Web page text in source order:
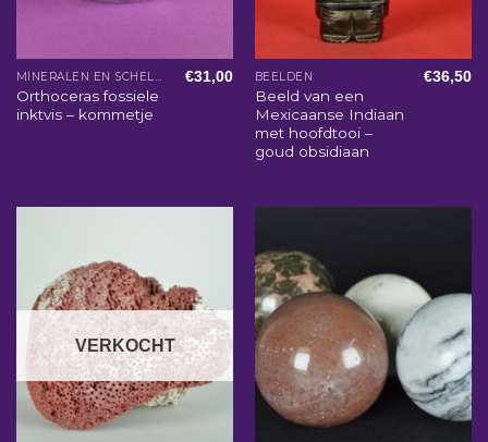
MINERALEN EN SCHELPEN
Orthoceras fossiele
inktvis – kommetje
€31,00 BEELDEN
Beeld van een
Mexicaanse Indiaan
met hoofdtooi –
goud obsidiaan
€36,50
VERKOCHT